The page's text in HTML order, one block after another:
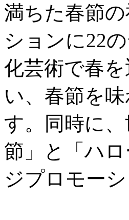
満ちた春節
ションに22
化芸術で春
い、春節を
す。同時に
節」と「ハ
ジプロモー